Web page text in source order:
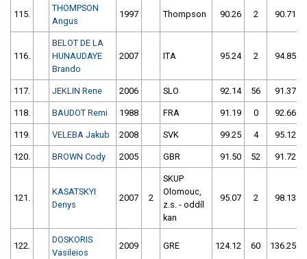
115.
THOMPSON
Angus
1997 Thompson 90.26 2 90.71
116.
BELOT DE LA
HUNAUDAYE
Brando
2007 ITA 95.24 2 94.85
117. JEKLIN Rene 2006 SLO 92.14 56 91.37
118. BAUDOT Remi 1988 FRA 91.19 0 92.66
119. VELEBA Jakub 2008 SVK 99.25 4 95.12
120. BROWN Cody 2005 GBR 91.50 52 91.72
121.
KASATSKYI
Denys
2007 2
SKUP
Olomouc,
z.s. - oddíl
kan
95.07 2 98.13
122.
DOSKORIS
Vasileios
2009 GRE 124.12 60 136.25